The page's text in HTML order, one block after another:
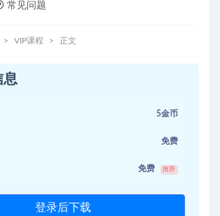
常见问题
VIP课程 正文
息
5金币
免费
免费 推荐
登录后下载